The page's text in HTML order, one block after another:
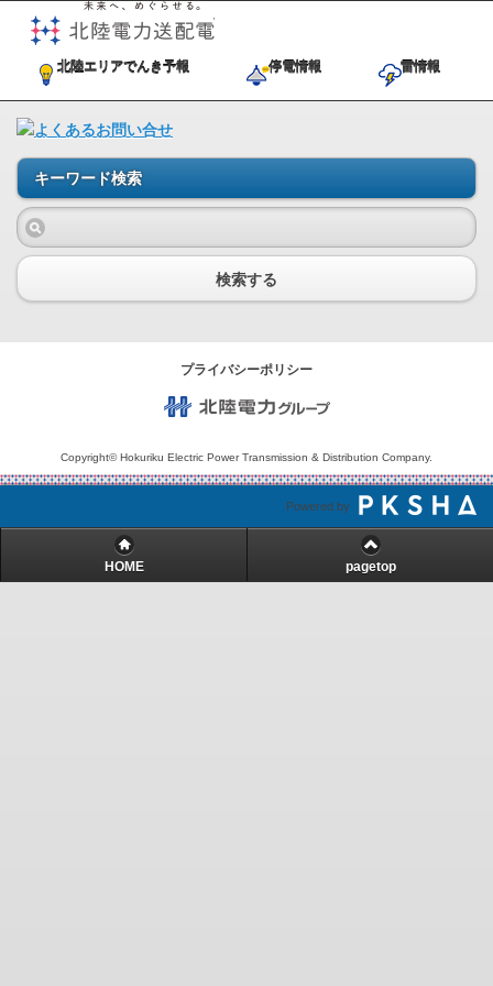
北陸エリアでんき予報 停電情報 雷情報
キーワード検索
検索する
プライバシーポリシー
Copyright© Hokuriku Electric Power Transmission & Distribution Company.
Powered by
HOME pagetop